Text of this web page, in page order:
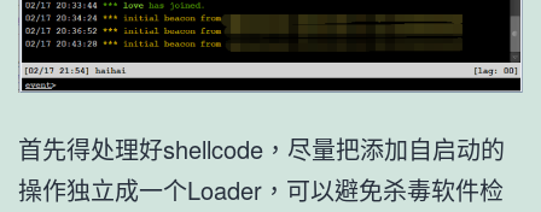
首先得处理好shellcode，尽量把添加自启动的
操作独立成一个Loader，可以避免杀毒软件检